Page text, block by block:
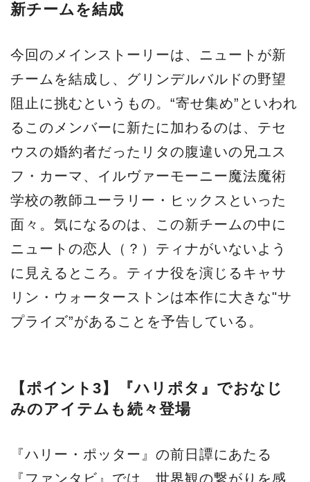
新チームを結成
今回のメインストーリーは、ニュートが新
チームを結成し、グリンデルバルドの野望
阻止に挑むというもの。“寄せ集め”といわれ
るこのメンバーに新たに加わるのは、テセ
ウスの婚約者だったリタの腹違いの兄ユス
フ・カーマ、イルヴァーモーニー魔法魔術
学校の教師ユーラリー・ヒックスといった
面々。気になるのは、この新チームの中に
ニュートの恋人（？）ティナがいないよう
に見えるところ。ティナ役を演じるキャサ
リン・ウォーターストンは本作に大きな"サ
プライズ”があることを予告している。
【ポイント3】『ハリポタ』でおなじ
みのアイテムも続々登場
『ハリー・ポッター』の前日譚にあたる
『ファンタビ』では、世界観の繋がりを感